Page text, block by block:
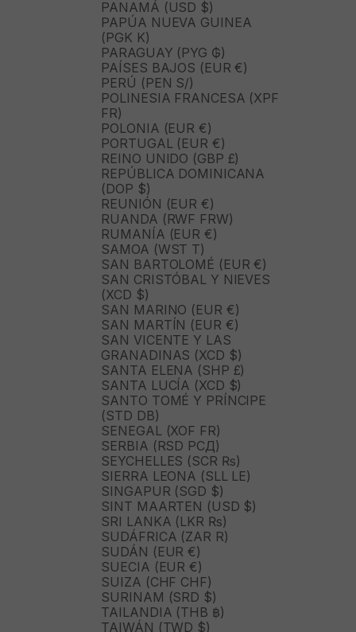
PANAMÁ (USD $)
PAPÚA NUEVA GUINEA
(PGK K)
PARAGUAY (PYG ₲)
PAÍSES BAJOS (EUR €)
PERÚ (PEN S/)
POLINESIA FRANCESA (XPF
FR)
POLONIA (EUR €)
PORTUGAL (EUR €)
REINO UNIDO (GBP £)
REPÚBLICA DOMINICANA
(DOP $)
REUNIÓN (EUR €)
RUANDA (RWF FRW)
RUMANÍA (EUR €)
SAMOA (WST T)
SAN BARTOLOMÉ (EUR €)
SAN CRISTÓBAL Y NIEVES
(XCD $)
SAN MARINO (EUR €)
SAN MARTÍN (EUR €)
SAN VICENTE Y LAS
GRANADINAS (XCD $)
SANTA ELENA (SHP £)
SANTA LUCÍA (XCD $)
SANTO TOMÉ Y PRÍNCIPE
(STD DB)
SENEGAL (XOF FR)
SERBIA (RSD РСД)
SEYCHELLES (SCR ₨)
SIERRA LEONA (SLL LE)
SINGAPUR (SGD $)
SINT MAARTEN (USD $)
SRI LANKA (LKR ₨)
SUDÁFRICA (ZAR R)
SUDÁN (EUR €)
SUECIA (EUR €)
SUIZA (CHF CHF)
SURINAM (SRD $)
TAILANDIA (THB ฿)
TAIWÁN (TWD $)